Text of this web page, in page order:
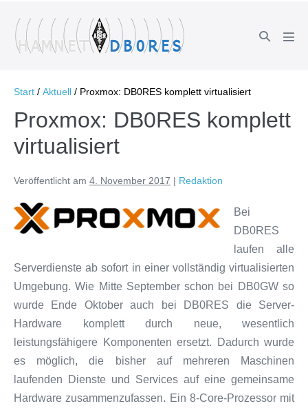
Inhalt
springen
Suche-
Start / Aktuell / Proxmox: DB0RES komplett virtualisiert
Proxmox: DB0RES komplett
virtualisiert
Veröffentlicht am 4. November 2017 | Redaktion
Bei
DB0RES
laufen alle
Serverdienste ab sofort in einer vollständig virtualisierten
Umgebung. Wie Mitte September schon bei DB0GW so
wurde Ende Oktober auch bei DB0RES die Server-
Hardware komplett durch neue, wesentlich
leistungsfähigere Komponenten ersetzt. Dadurch wurde
es möglich, die bisher auf mehreren Maschinen
laufenden Dienste und Services auf eine gemeinsame
Hardware zusammenzufassen. Ein 8-Core-Prozessor mit